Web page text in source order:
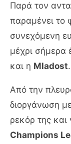
Παρά τον
παραμένει το
συνεχόμενη
μέχρι σήμερα
και η Mladost.
Από την
διοργάνωση
ρεκόρ της και
Champions